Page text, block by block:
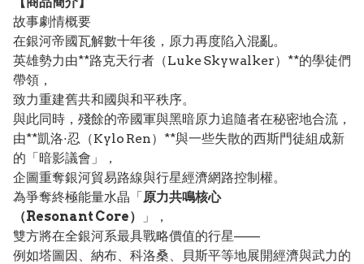
故事劇情概要
在銀河帝國瓦解數十年後，原力再度陷入混亂。
英雄勢力由**路克天行者（Luke Skywalker）**的學徒們
帶領，
致力重建舊共和國與和平秩序。
與此同時，殘餘的帝國軍與黑暗原力追隨者在秘密地合流，
由**凱洛·忍（Kylo Ren）**與一些失散的西斯門徒組成新
的「暗影議會」，
企圖重奪銀河貿易路線與行星經濟網路控制權。
為爭奪終極能量水晶「原力共鳴核心
（Resonant Core）
」，
雙方將在全銀河系最具戰略價值的行星——
例如塔圖因、納布、科洛桑、貝斯平等地展開經濟與武力的